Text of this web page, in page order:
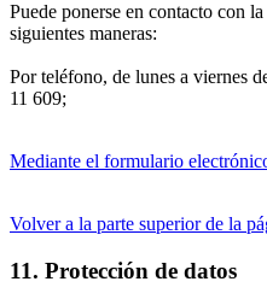
Puede ponerse en contacto con
siguientes maneras:
Por teléfono, de lunes a viernes
11 609;
Mediante el formulario
Volver a la parte superior de la
11. Protección de datos